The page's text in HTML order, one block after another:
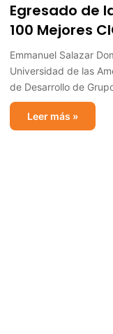
Egresado de
100 Mejores
Emmanuel Salazar
Universidad de las
de Desarrollo de
Leer más »